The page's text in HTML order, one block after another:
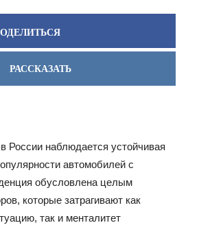
РАССКАЗАТЬ
России наблюдается устойчивая
автомобилей с
обусловлена целым
которые затрагивают как
так и менталитет